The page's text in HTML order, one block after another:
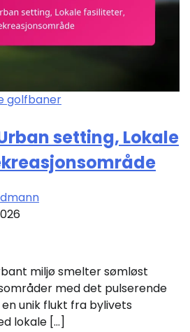
golfbaner
setting, Lokale
miljø smelter sømløst
med det pulserende
unik flukt fra bylivets
lokale […]